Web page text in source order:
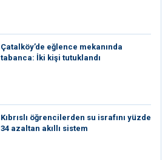
Çatalköy’de eğlence mekanında
tabanca: İki kişi tutuklandı
Kıbrıslı öğrencilerden su israfını yüzde
34 azaltan akıllı sistem